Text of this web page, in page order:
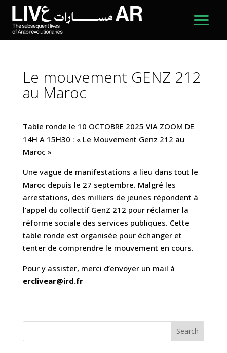
Le mouvement GENZ 212
au Maroc
Table ronde le 10 OCTOBRE 2025 VIA ZOOM DE
14H A 15H30 : « Le Mouvement Genz 212 au
Maroc »
Une vague de manifestations a lieu dans tout le
Maroc depuis le 27 septembre. Malgré les
arrestations, des milliers de jeunes répondent à
l’appel du collectif GenZ 212 pour réclamer la
réforme sociale des services publiques. Cette
table ronde est organisée pour échanger et
tenter de comprendre le mouvement en cours.
Pour y assister, merci d’envoyer un mail à
erclivear@ird.fr
Search